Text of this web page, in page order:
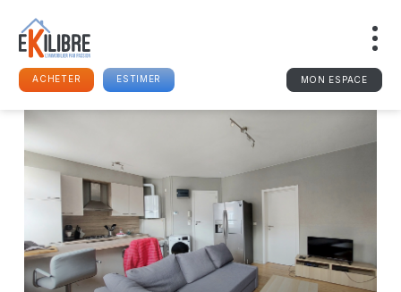
ACHETER ESTIMER MON ESPACE